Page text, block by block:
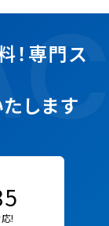
！専門ス
します
!